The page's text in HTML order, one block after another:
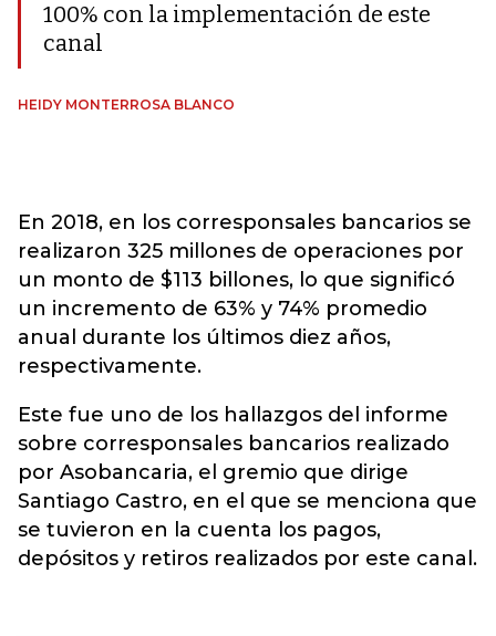
100% con la implementación de este
canal
HEIDY MONTERROSA BLANCO
En 2018, en los corresponsales bancarios se
realizaron 325 millones de operaciones por
un monto de $113 billones, lo que significó
un incremento de 63% y 74% promedio
anual durante los últimos diez años,
respectivamente.
Este fue uno de los hallazgos del informe
sobre corresponsales bancarios realizado
por Asobancaria, el gremio que dirige
Santiago Castro, en el que se menciona que
se tuvieron en la cuenta los pagos,
depósitos y retiros realizados por este canal.